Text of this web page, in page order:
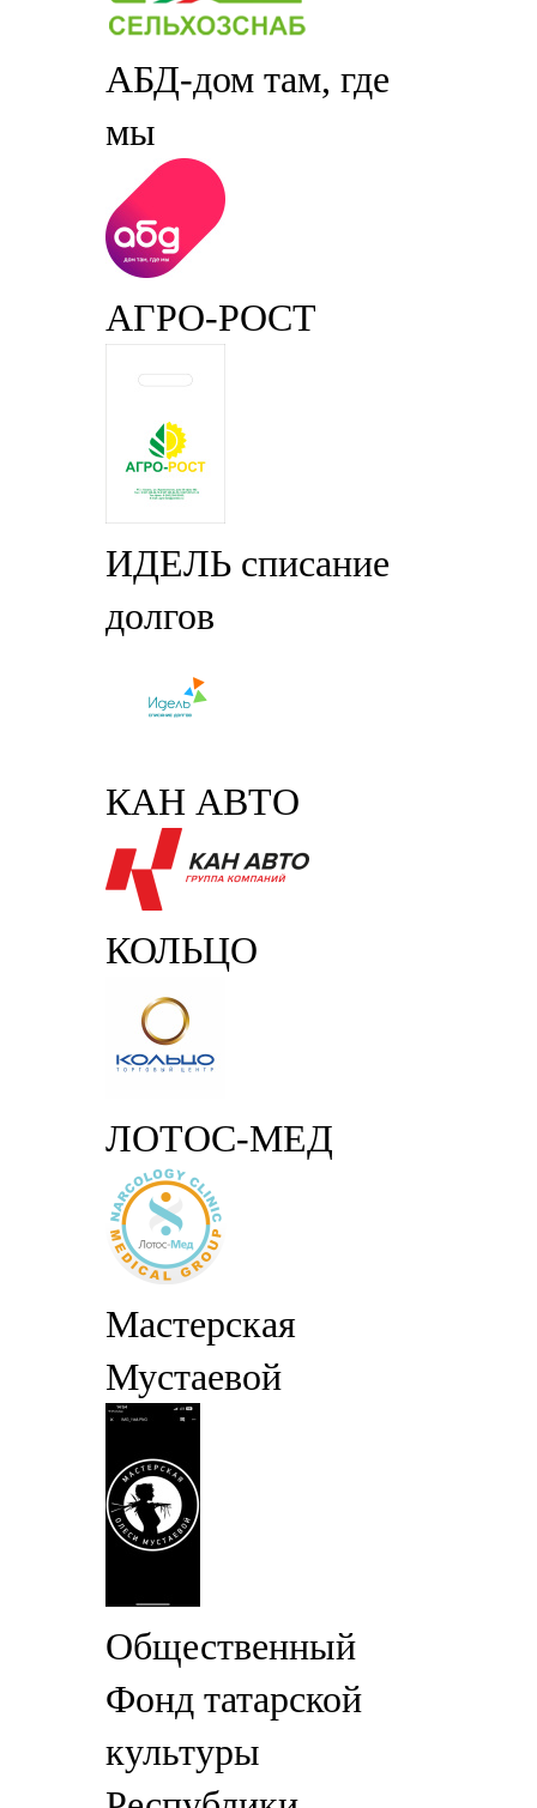
АБД-дом там, где
мы
АГРО-РОСТ
ИДЕЛЬ списание
долгов
КАН АВТО
КОЛЬЦО
ЛОТОС-МЕД
Мастерская
Мустаевой
Общественный
Фонд татарской
культуры